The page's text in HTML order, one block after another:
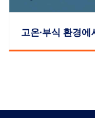
고온·부식 환경